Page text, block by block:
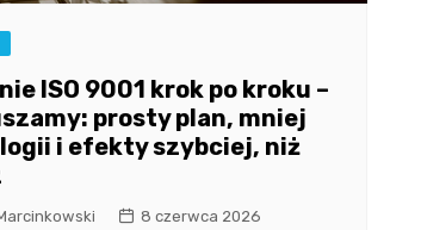
ISO 9001 krok po kroku –
prosty plan, mniej
i efekty szybciej, niż
8 czerwca 2026